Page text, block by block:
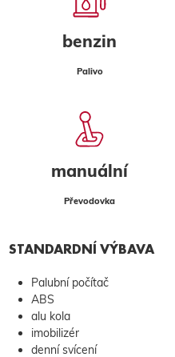
benzin
Palivo
manuální
Převodovka
STANDARDNÍ VÝBAVA
Palubní počítač
ABS
alu kola
imobilizér
denní svícení